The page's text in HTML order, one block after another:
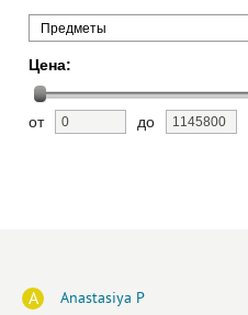
Предметы
Цена:
от до
A Anastasiya P